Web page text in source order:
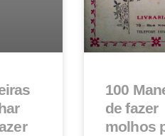
100
de fazer
molhos